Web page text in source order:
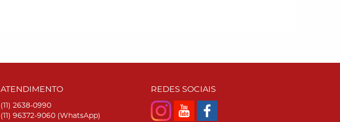
ATENDIMENTO
(11) 2638-0990
(11) 96372-9060 (WhatsApp)
REDES SOCIAIS